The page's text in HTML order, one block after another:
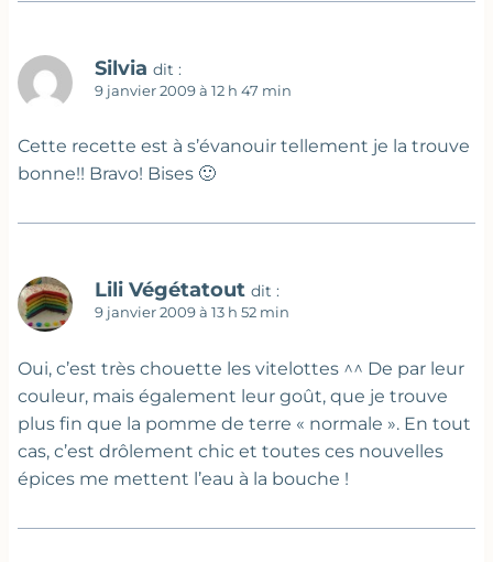
Silvia dit :
9 janvier 2009 à 12 h 47 min
Cette recette est à s’évanouir tellement je la trouve
bonne!! Bravo! Bises 🙂
Lili Végétatout dit :
9 janvier 2009 à 13 h 52 min
Oui, c’est très chouette les vitelottes ^^ De par leur
couleur, mais également leur goût, que je trouve
plus fin que la pomme de terre « normale ». En tout
cas, c’est drôlement chic et toutes ces nouvelles
épices me mettent l’eau à la bouche !